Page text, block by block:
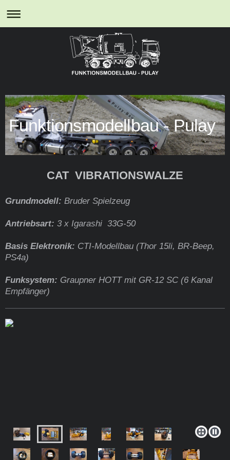
Funktionsmodellbau - Pulay
CAT VIBRATIONSWALZE
Grundmodell: Bruder Spielzeug
Antriebsart: 3 x Igarashi 33G-50
Basis Elektronik: CTI-Modellbau (Thor 15li, BR-Beep,
PS4a)
Funksystem: Graupner HOTT mit GR-12 SC (6 Kanal
Empfänger)